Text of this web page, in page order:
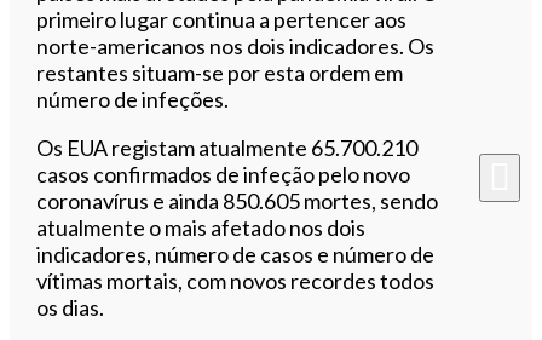
primeiro lugar continua a pertencer aos
norte-americanos nos dois indicadores. Os
restantes situam-se por esta ordem em
número de infeções.
Os EUA registam atualmente 65.700.210
casos confirmados de infeção pelo novo
coronavírus e ainda 850.605 mortes, sendo
atualmente o mais afetado nos dois
indicadores, número de casos e número de
vítimas mortais, com novos recordes todos
os dias.